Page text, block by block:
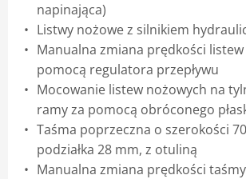
napinająca)
Listwy nożowe z silnikiem
Manualna zmiana prędkości
pomocą regulatora przepływu
Mocowanie listew nożowych na
ramy za pomocą obróconego
Taśma poprzeczna o szerokości
podziałka 28 mm, z otuliną
Manualna zmiana prędkości